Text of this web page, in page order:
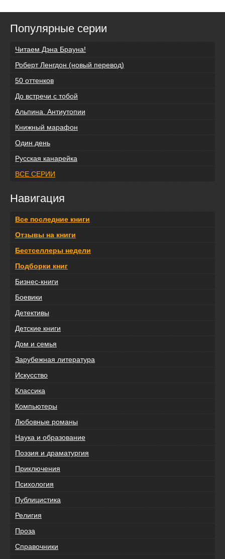
Популярные серии
Читаем Дэна Брауна!
Роберт Ленгдон (новый перевод)
50 оттенков
До встречи с тобой
Альпина. Антиутопии
Книжный марафон
Один день
Русская канарейка
ВСЕ СЕРИИ
Навигация
Все последние книги
Отзывы на книги
Бестселлеры недели
Подборки книг
Бизнес-книги
Боевики
Детективы
Детские книги
Дом и семья
Зарубежная литература
Искусство
Классика
Компьютеры
Любовные романы
Наука и образование
Поэзия и драматургия
Приключения
Психология
Публицистика
Религия
Проза
Справочники